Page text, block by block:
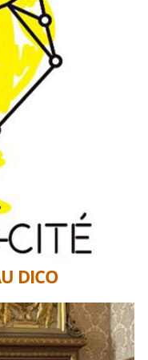
DICO